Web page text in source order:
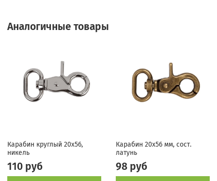
Аналогичные товары
Карабин круглый 20x56,
никель
110 руб
Карабин 20х56 мм, сост.
латунь
98 руб